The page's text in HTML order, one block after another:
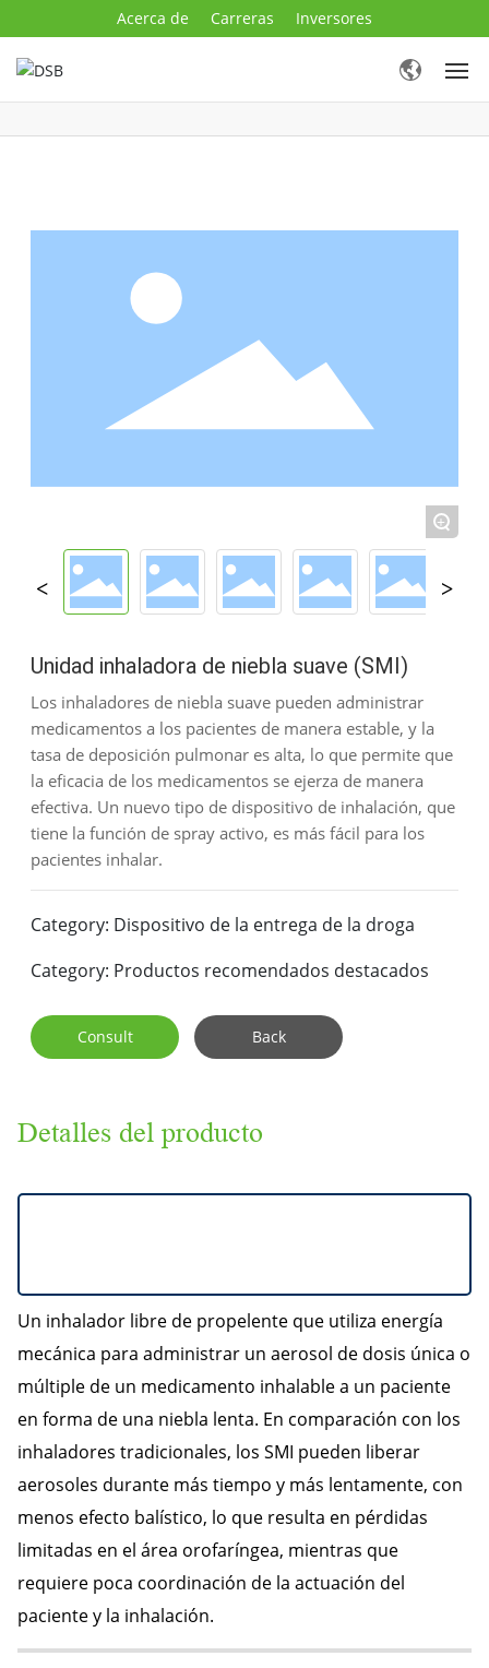
Acerca de Carreras Inversores
Productos & Servicios
Noticias & Eventos
+
Unidad inhaladora de niebla suave (SMI)
Los inhaladores de niebla suave pueden administrar
medicamentos a los pacientes de manera estable, y la
tasa de deposición pulmonar es alta, lo que permite que
la eficacia de los medicamentos se ejerza de manera
efectiva. Un nuevo tipo de dispositivo de inhalación, que
tiene la función de spray activo, es más fácil para los
pacientes inhalar.
Category: Dispositivo de la entrega de la droga
Category: Productos recomendados destacados
Consult Back
Detalles del producto
Un inhalador libre de propelente que utiliza energía
mecánica para administrar un aerosol de dosis única o
múltiple de un medicamento inhalable a un paciente
en forma de una niebla lenta. En comparación con los
inhaladores tradicionales, los SMI pueden liberar
aerosoles durante más tiempo y más lentamente, con
menos efecto balístico, lo que resulta en pérdidas
limitadas en el área orofaríngea, mientras que
requiere poca coordinación de la actuación del
paciente y la inhalación.